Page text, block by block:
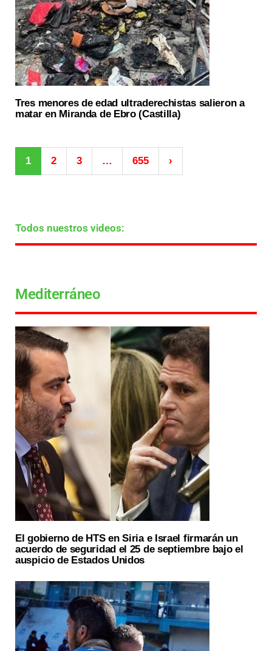
Tres menores de edad ultraderechistas salieron a
matar en Miranda de Ebro (Castilla)
1 2 3 … 655 ›
Todos nuestros videos:
Mediterráneo
El gobierno de HTS en Siria e Israel firmarán un
acuerdo de seguridad el 25 de septiembre bajo el
auspicio de Estados Unidos